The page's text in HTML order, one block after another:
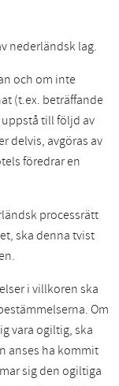
nederländsk lag.
och om inte
(t.ex. beträffande
till följd av
delvis, avgöras av
föredrar en
processrätt
ska denna tvist
i villkoren ska
Om
vara ogiltig, ska
anses ha kommit
sig den ogiltiga